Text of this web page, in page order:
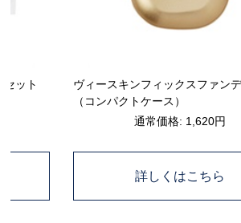
ット
ヴィースキンフィックスファン
（コンパクトケース）
通常価格: 1,620円
詳しくはこちら